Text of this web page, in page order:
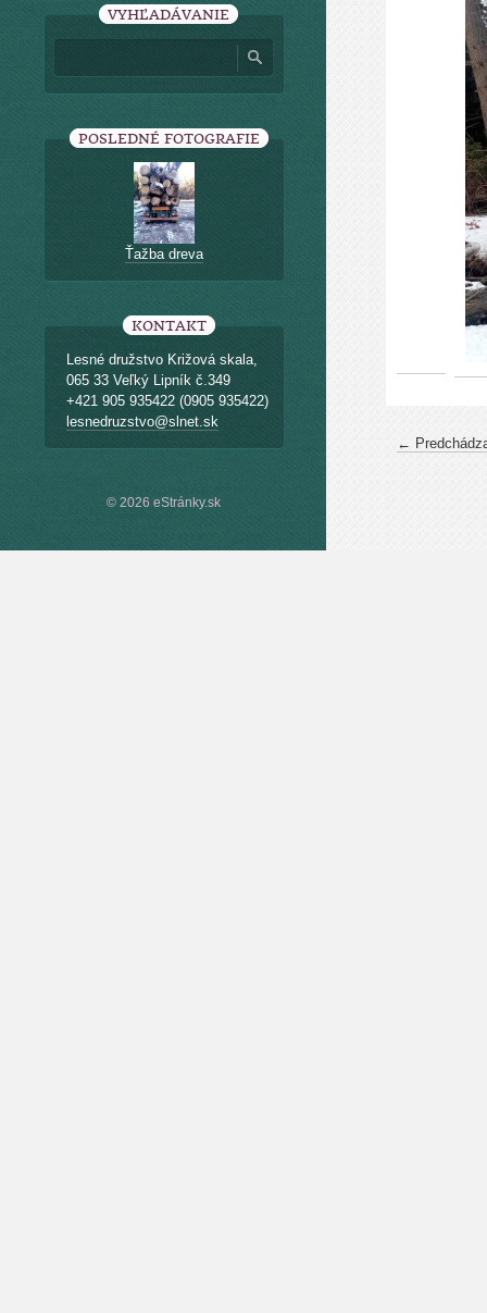
←
VYHĽADÁVANIE
POSLEDNÉ FOTOGRAFIE
Ťažba dreva
KONTAKT
Lesné družstvo Križová skala,
065 33 Veľký Lipník č.349
+421 905 935422 (0905 935422)
lesnedruzstvo@slnet.sk
© 2026 eStránky.sk